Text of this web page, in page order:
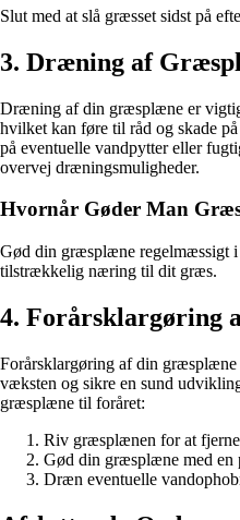
Slut med at slå græsset sidst på
3. Dræning af
Dræning af din græsplæne er
hvilket kan føre til råd og skade
på eventuelle vandpytter eller
overvej dræningsmuligheder.
Hvornår Gøder Man
Gød din græsplæne regelmæssigt
tilstrækkelig næring til dit græs.
4. Forårsklargøring
Forårsklargøring af din græsplæne
væksten og sikre en sund
græsplæne til foråret:
Riv græsplænen for at
Gød din græsplæne med en
Dræn eventuelle